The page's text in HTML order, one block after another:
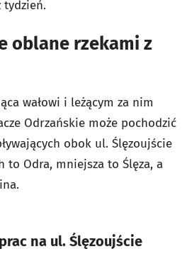
tydzień.
oblane rzekami z
wałowi i leżącym za nim
Odrzańskie może pochodzić
obok ul. Ślęzoujście
to Odra, mniejsza to Ślęza, a
na ul. Ślęzoujście